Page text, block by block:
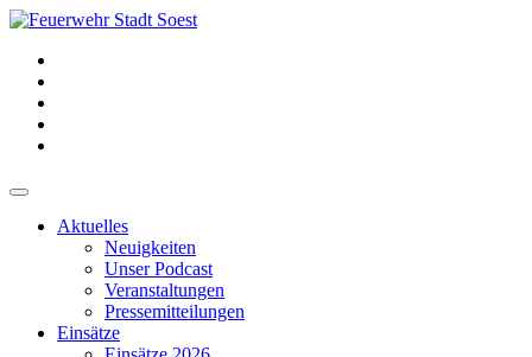
Aktuelles
Neuigkeiten
Unser Podcast
Veranstaltungen
Pressemitteilungen
Einsätze